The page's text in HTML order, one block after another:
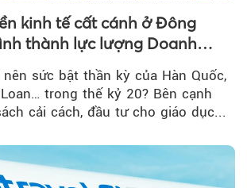
kinh tế cất cánh ở Đông
thành lực lượng Doanh
sức bật thần kỳ của Hàn Quốc,
trong thế kỷ 20? Bên cạnh
cải cách, đầu tư cho giáo dục...